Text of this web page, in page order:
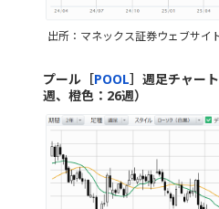
出所：マネックス証券ウェブサイ
プール［POOL］週足チャー
週、橙色：26週）